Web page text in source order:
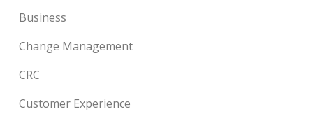
Business
Change Management
CRC
Customer Experience